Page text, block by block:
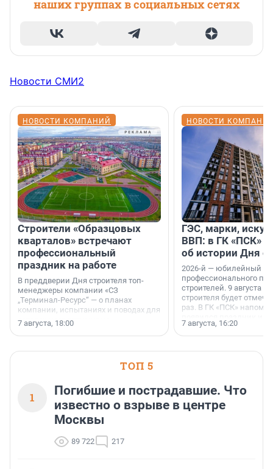
наших группах в социальных сетях
Новости СМИ2
НОВОСТИ КОМПАНИЙ
Строители «Образцовых
кварталов» встречают
профессиональный
праздник на работе
В преддверии Дня строителя топ-
менеджеры компании «СЗ
„Терминал-Ресурс“ — о планах
компании, испытаниях и поводах для
осторожного оптимизма.
7 августа, 18:00
НОВОСТИ
ГЭС, марки,
ВВП: в ГК «ПСК»
об истории Дня
2026-й — юбилейный
профессионального
строителей. 9 августа
строителя будет
раз. В ГК «ПСК»
поменялась роль
7 августа, 16:20
ТОП 5
1
Погибшие и пострадавшие. Что
известно о взрыве в центре
Москвы
89 722 217